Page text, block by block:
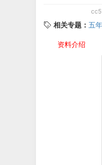
相关专题： 五
资料介绍